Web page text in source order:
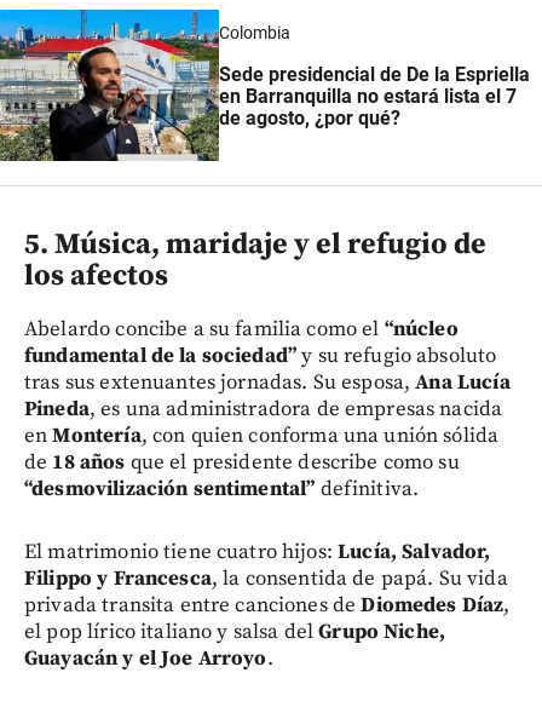
Colombia
Sede presidencial de De la Espriella
en Barranquilla no estará lista el 7
de agosto, ¿por qué?
5. Música, maridaje y el refugio de
los afectos
Abelardo concibe a su familia como el “núcleo
fundamental de la sociedad”y su refugio absoluto
tras sus extenuantes jornadas. Su esposa,Ana Lucía
Pineda, es una administradora de empresas nacida
enMontería, con quien conforma una unión sólida
de 18 años que el presidente describe como su
“desmovilización sentimental” definitiva.
El matrimonio tiene cuatro hijos:Lucía, Salvador,
Filippo y Francesca, la consentida de papá. Su vida
privada transita entre canciones deDiomedes Díaz,
el pop lírico italiano y salsa delGrupo Niche,
Guayacán y el Joe Arroyo.